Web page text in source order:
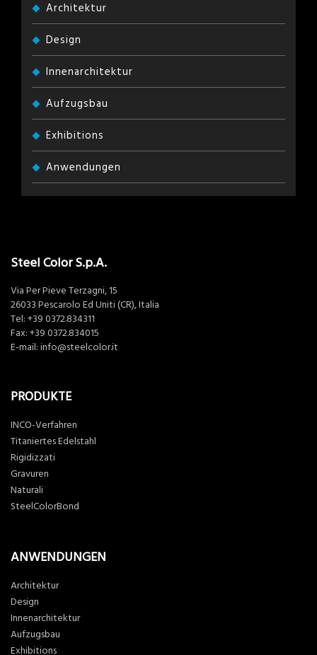
Architektur
Design
Innenarchitektur
Aufzugsbau
Exhibitions
Anwendungen
Steel Color S.p.A.
Via Per Pieve Terzagni, 15
26033 Pescarolo Ed Uniti (CR), Italia
Tel: +39 0372.834311
Fax: +39 0372.834015
E-mail: info@steelcolor.it
PRODUKTE
INCO-Verfahren
Titaniertes Edelstahl
Rigidizzati
Gravuren
Naturali
SteelColorBond
ANWENDUNGEN
Architektur
Design
Innenarchitektur
Aufzugsbau
Exhibitions